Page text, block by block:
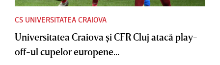
CS UNIVERSITATEA CRAIOVA
Universitatea Craiova şi CFR Cluj atacă play-
off-ul cupelor europene...